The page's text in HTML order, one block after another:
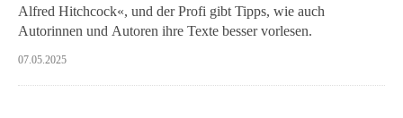
Alfred Hitchcock«, und der Profi gibt Tipps, wie auch
Autorinnen und Autoren ihre Texte besser vorlesen.
07.05.2025